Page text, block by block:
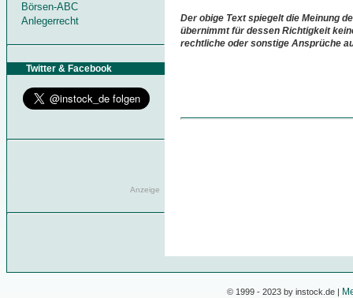
Börsen-ABC
Anlegerrecht
Twitter & Facebook
Anzeige
Der obige Text spiegelt die Meinung
übernimmt für dessen Richtigkeit
rechtliche oder sonstige Ansprüche
© 1999 - 2023 by instock.de |